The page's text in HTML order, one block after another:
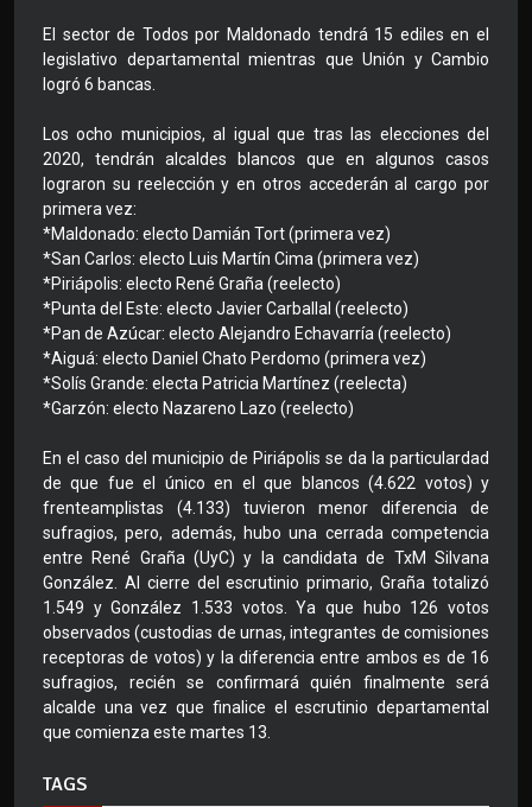
El sector de Todos por Maldonado tendrá 15 ediles en el
legislativo departamental mientras que Unión y Cambio
logró 6 bancas.
Los ocho municipios, al igual que tras las elecciones del
2020, tendrán alcaldes blancos que en algunos casos
lograron su reelección y en otros accederán al cargo por
primera vez:
*Maldonado: electo Damián Tort (primera vez)
*San Carlos: electo Luis Martín Cima (primera vez)
*Piriápolis: electo René Graña (reelecto)
*Punta del Este: electo Javier Carballal (reelecto)
*Pan de Azúcar: electo Alejandro Echavarría (reelecto)
*Aiguá: electo Daniel Chato Perdomo (primera vez)
*Solís Grande: electa Patricia Martínez (reelecta)
*Garzón: electo Nazareno Lazo (reelecto)
En el caso del municipio de Piriápolis se da la particulardad
de que fue el único en el que blancos (4.622 votos) y
frenteamplistas (4.133) tuvieron menor diferencia de
sufragios, pero, además, hubo una cerrada competencia
entre René Graña (UyC) y la candidata de TxM Silvana
González. Al cierre del escrutinio primario, Graña totalizó
1.549 y González 1.533 votos. Ya que hubo 126 votos
observados (custodias de urnas, integrantes de comisiones
receptoras de votos) y la diferencia entre ambos es de 16
sufragios, recién se confirmará quién finalmente será
alcalde una vez que finalice el escrutinio departamental
que comienza este martes 13.
TAGS